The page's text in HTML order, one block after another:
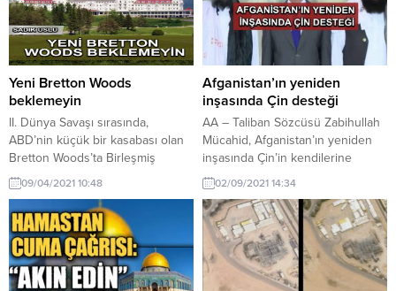
üzerinden mi okuyacağız. Bunlar
okumuş, aydın insanlar değil mi?
Peki buradaki çelişki, yanılgı,
ahlaksızlığı, zulmü, sömürüyü niye
görmüyorlar. Evet evet,...
Milletvekili Thomas Portes, İsrail
ordusunun Cenin Mülteci Kampı
yakınlarında diplomatların da
bulunduğu bir heyete ateş
açmasına sert tepki gösterdi.
Portes, yaşanan olayın kabul
edilemez olduğunu belirterek,...
Yeni Bretton Woods
beklemeyin
II. Dünya Savaşı sırasında,
ABD’nin küçük bir kasabası olan
Bretton Woods’ta Birleşmiş
Milletler Para ve Finans
Konferansı’yla, mevcut küresel
finans sistemi kurulmuştu
09/04/2021 10:48
Afganistan’ın yeniden
inşasında Çin desteği
AA – Taliban Sözcüsü Zabihullah
Mücahid, Afganistan’ın yeniden
inşasında Çin’in kendilerine
yardım edeceğini söyledi. Taliban
Sözcüsü’nün, İtalya’nın önde
gelen yüksek tirajlı La Repubblica
gazetesinde “Taliban olarak
İtalya’nın bizi tanımasını istiyoruz”
ve “Çin, bizi finanse edecek”
başlıklı röportajı yayımlandı. Söz
02/09/2021 14:34